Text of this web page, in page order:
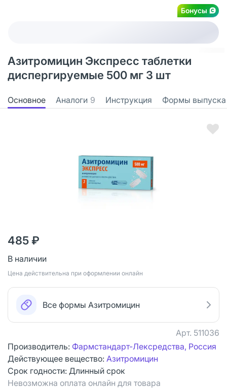
Бонусы
Азитромицин Экспресс таблетки
диспергируемые 500 мг 3 шт
Основное Аналоги 9 Инструкция Формы выпуска
485 ₽
В наличии
Цена действительна при оформлении онлайн
Все формы Азитромицин
Арт. 511036
Производитель: Фармстандарт-Лексредства, Россия
Действующее вещество: Азитромицин
Срок годности: Длинный срок
Невозможна оплата онлайн для товара